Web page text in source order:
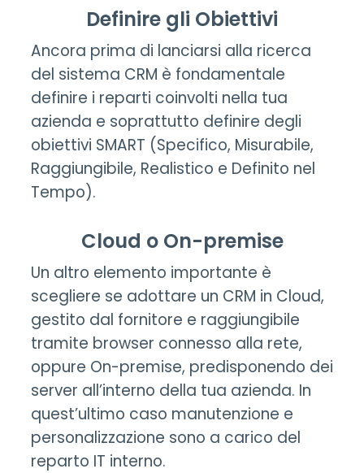
Definire gli Obiettivi
Ancora prima di lanciarsi alla ricerca
del sistema CRM è fondamentale
definire i reparti coinvolti nella tua
azienda e soprattutto definire degli
obiettivi SMART (Specifico, Misurabile,
Raggiungibile, Realistico e Definito nel
Tempo).
Cloud o On-premise
Un altro elemento importante è
scegliere se adottare un CRM in Cloud,
gestito dal fornitore e raggiungibile
tramite browser connesso alla rete,
oppure On-premise, predisponendo dei
server all’interno della tua azienda. In
quest’ultimo caso manutenzione e
personalizzazione sono a carico del
reparto IT interno.